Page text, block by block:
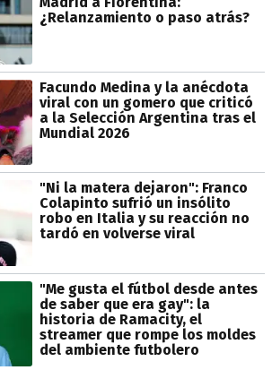
¿Relanzamiento o paso atrás?
Facundo Medina y la anécdota
viral con un gomero que criticó
a la Selección Argentina tras el
Mundial 2026
"Ni la matera dejaron": Franco
Colapinto sufrió un insólito
robo en Italia y su reacción no
tardó en volverse viral
"Me gusta el fútbol desde antes
de saber que era gay": la
historia de Ramacity, el
streamer que rompe los moldes
del ambiente futbolero